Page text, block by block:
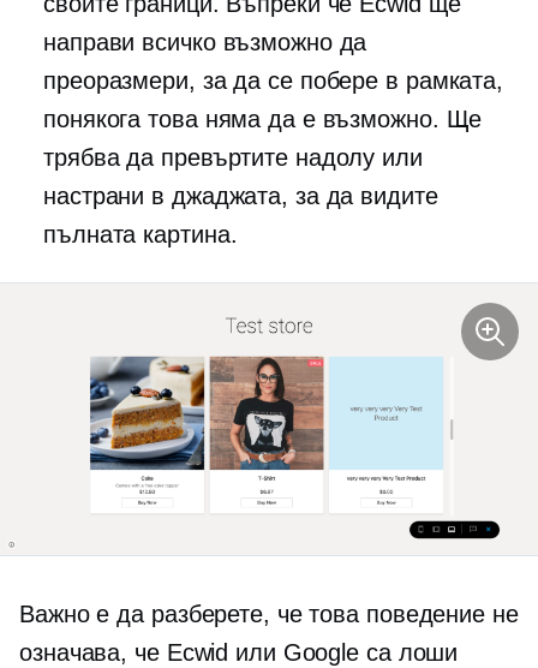
направи всичко възможно да
преоразмери, за да се побере в рамката,
понякога това няма да е възможно. Ще
трябва да превъртите надолу или
настрани в джаджата, за да видите
пълната картина.
Важно е да разберете, че това поведение не
означава, че Ecwid или Google са лоши